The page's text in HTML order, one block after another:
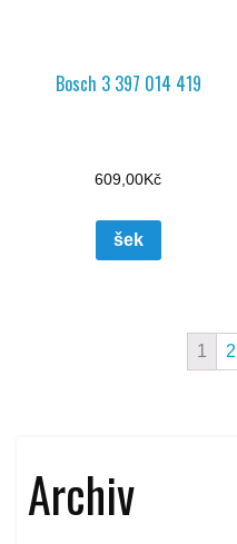
Bosch 3 397 014 419
609,00Kč
šek
1 2
Archiv